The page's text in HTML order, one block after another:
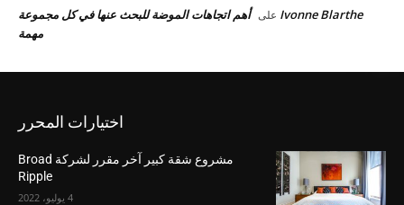
Ivonne Blarthe على أهم اتجاهات الموضة للبحث عنها في كل مجموعة
مهمة
اختيارات المحرر
مشروع شقة كبير آخر مقرر لشركة Broad
Ripple
4 يوليو، 2022